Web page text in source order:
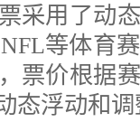
采用了动
等体育
票价根据
态浮动和